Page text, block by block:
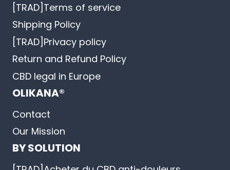
[TRAD]Terms of service
Shipping Policy
[TRAD]Privacy policy
Return and Refund Policy
CBD legal in Europe
OLIKANA®
Contact
Our Mission
BY SOLUTION